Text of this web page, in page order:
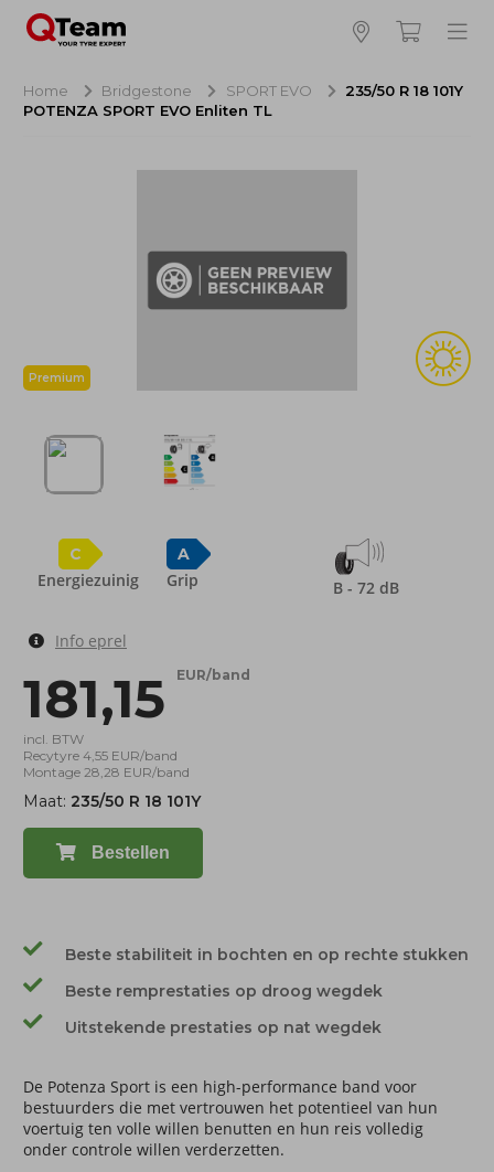
Hoeveel banden wilt u bestellen?
Bestellen
Home Bridgestone SPORT EVO
235/50 R 18 101Y
POTENZA SPORT EVO Enliten TL
Premium
C
Energiezuinig
A
Grip B - 72 dB
Info eprel
181,15 EUR/band
incl. BTW
Recytyre 4,55 EUR/band
Montage 28,28 EUR/band
Maat: 235/50 R 18 101Y
Bestellen
Beste stabiliteit in bochten en op rechte stukken
Beste remprestaties op droog wegdek
Uitstekende prestaties op nat wegdek
De Potenza Sport is een high-performance band voor
bestuurders die met vertrouwen het potentieel van hun
voertuig ten volle willen benutten en hun reis volledig
onder controle willen verderzetten.